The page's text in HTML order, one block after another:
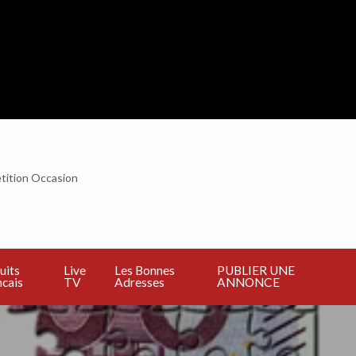
Occasion
Live
TV
Les Bonnes
Adresses
PUBLIER UNE
ANNONCE